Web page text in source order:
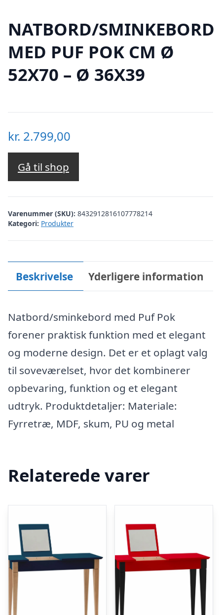
NATBORD/SMINKEBORD
MED PUF POK CM Ø
52X70 – Ø 36X39
kr. 2.799,00
Gå til shop
Varenummer (SKU): 8432912816107778214
Kategori: Produkter
Beskrivelse Yderligere information
Natbord/sminkebord med Puf Pok
forener praktisk funktion med et elegant
og moderne design. Det er et oplagt valg
til soveværelset, hvor det kombinerer
opbevaring, funktion og et elegant
udtryk. Produktdetaljer: Materiale:
Fyrretræ, MDF, skum, PU og metal
Relaterede varer